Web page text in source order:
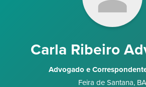
Carla Ribeiro
Advogado e
Feira de Santana, BA